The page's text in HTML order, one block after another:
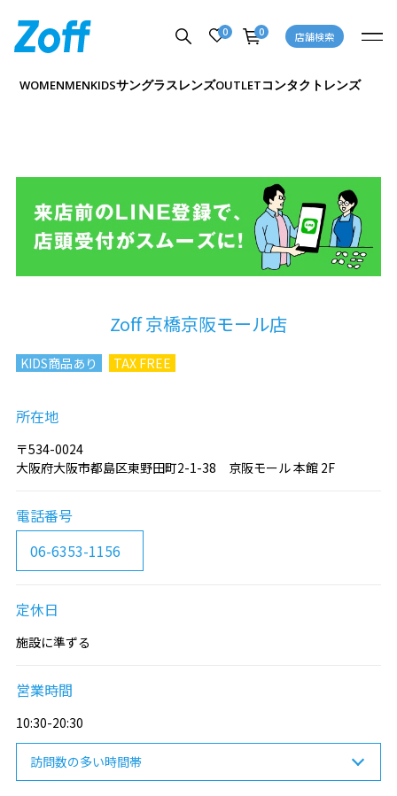
0 0 店舗検索
WOMENMENKIDSサングラスレンズOUTLETコンタクトレンズ
Zoff 京橋京阪モール店
KIDS商品あり TAX FREE
所在地
〒534-0024
大阪府大阪市都島区東野田町2-1-38 京阪モール 本館 2F
電話番号
06-6353-1156
定休日
施設に準ずる
営業時間
10:30-20:30
訪問数の多い時間帯